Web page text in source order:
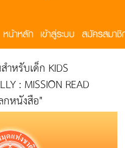
ำหรับเด็ก KIDS
: MISSION READ
กหนังสือ"